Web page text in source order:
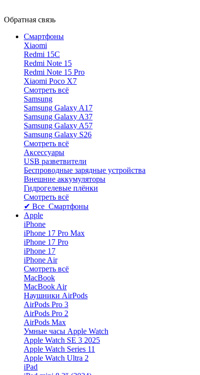
Обратная связь
Смартфоны
Xiaomi
Redmi 15C
Redmi Note 15
Redmi Note 15 Pro
Xiaomi Poco X7
Смотреть всё
Samsung
Samsung Galaxy A17
Samsung Galaxy A37
Samsung Galaxy A57
Samsung Galaxy S26
Смотреть всё
Аксессуары
USB разветвители
Беспроводные зарядные устройства
Внешние аккумуляторы
Гидрогелевые плёнки
Смотреть всё
✔ Все Смартфоны
Apple
iPhone
iPhone 17 Pro Max
iPhone 17 Pro
iPhone 17
iPhone Air
Смотреть всё
MacBook
MacBook Air
Наушники AirPods
AirPods Pro 3
AirPods Pro 2
AirPods Max
Умные часы Apple Watch
Apple Watch SE 3 2025
Apple Watch Series 11
Apple Watch Ultra 2
iPad